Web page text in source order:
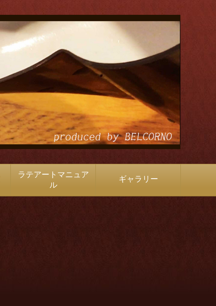
ラテアートマニュア
ル
ギャラリー